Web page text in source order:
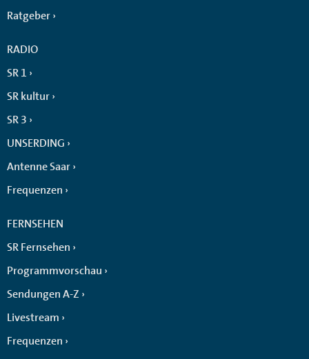
Ratgeber
RADIO
SR 1
SR kultur
SR 3
UNSERDING
Antenne Saar
Frequenzen
FERNSEHEN
SR Fernsehen
Programmvorschau
Sendungen A-Z
Livestream
Frequenzen